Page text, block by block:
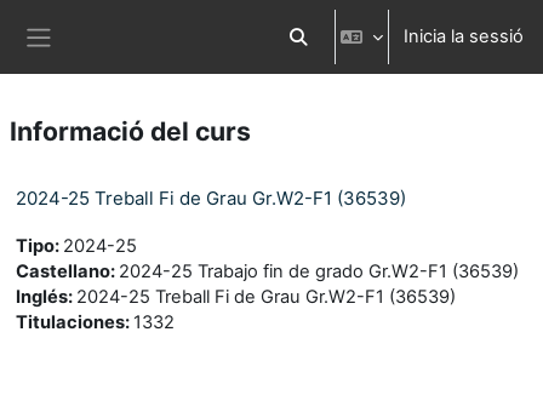
Commuta l'entrada de la cerca
Inicia la sessió
Informació del curs
2024-25 Treball Fi de Grau Gr.W2-F1 (36539)
Tipo: 2024-25
Castellano: 2024-25 Trabajo fin de grado Gr.W2-F1 (36539)
Inglés: 2024-25 Treball Fi de Grau Gr.W2-F1 (36539)
Titulaciones: 1332